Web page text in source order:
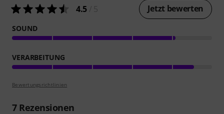
4.5 Jetzt bewerten
SOUND
VERARBEITUNG
Bewertungsrichtlinien
7Rezensionen